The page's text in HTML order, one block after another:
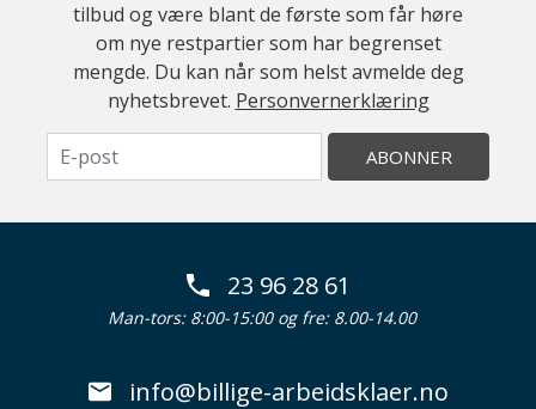
tilbud og være blant de første som får høre
om nye restpartier som har begrenset
mengde. Du kan når som helst avmelde deg
nyhetsbrevet. Personvernerklæring
ABONNER
23 96 28 61
Man-tors: 8:00-15:00 og fre: 8.00-14.00
info@billige-arbeidsklaer.no